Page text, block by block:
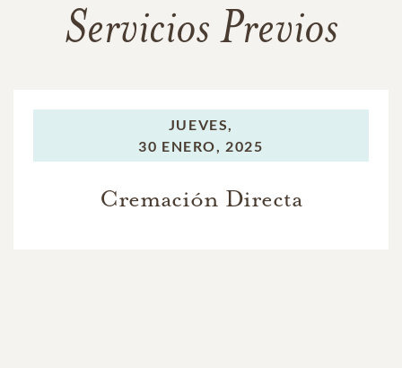
Servicios Previos
JUEVES,
30 ENERO, 2025
Cremación Directa